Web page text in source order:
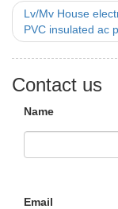
Lv/Mv House
PVC insulated ac
Contact us
Name
Email